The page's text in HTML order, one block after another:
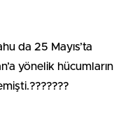
da 25 Mayıs’ta
yönelik hücumların